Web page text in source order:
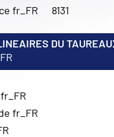
fr_FR
8131
DU
fr_FR